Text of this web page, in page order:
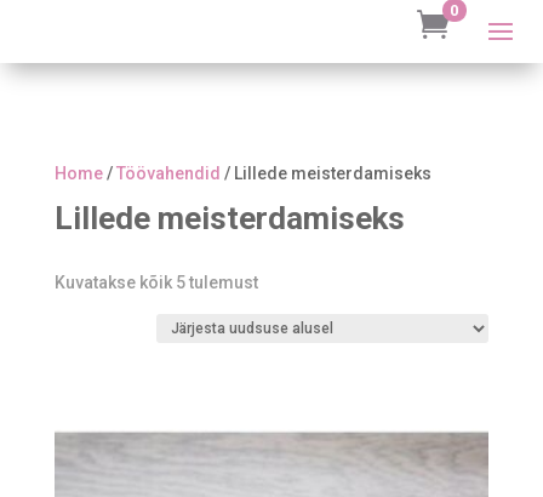
0
Home/Töövahendid / Lillede meisterdamiseks
Lillede meisterdamiseks
Kuvatakse kõik 5 tulemustSorted
latest